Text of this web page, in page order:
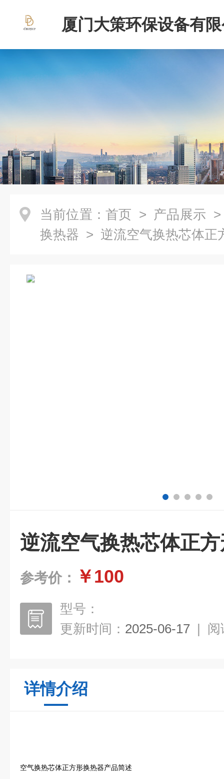
厦门大策环保设备有
当前位置： 首页 > 产品展示
换热器 > 逆流空气换热芯体正
逆流空气换热芯体正
参考价： ￥100
型号：
更新时间： 2025-06-17 | 阅
详情介绍
空气换热芯体正方形换热器产品简述